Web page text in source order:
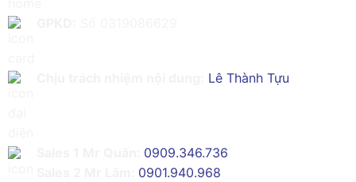
Lê Thành Tựu
0909.346.736
0901.940.968